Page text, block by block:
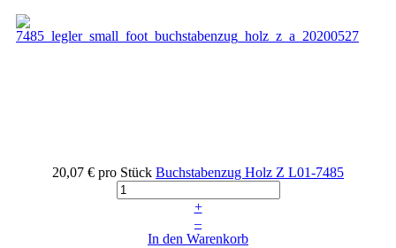
20,07 € pro Stück Buchstabenzug Holz Z L01-7485
+
–
In den Warenkorb